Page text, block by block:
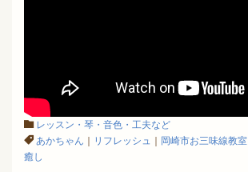
レッスン・琴・音色・工夫など
あかちゃん
リフレッシュ 岡崎市お三味線教室
癒し